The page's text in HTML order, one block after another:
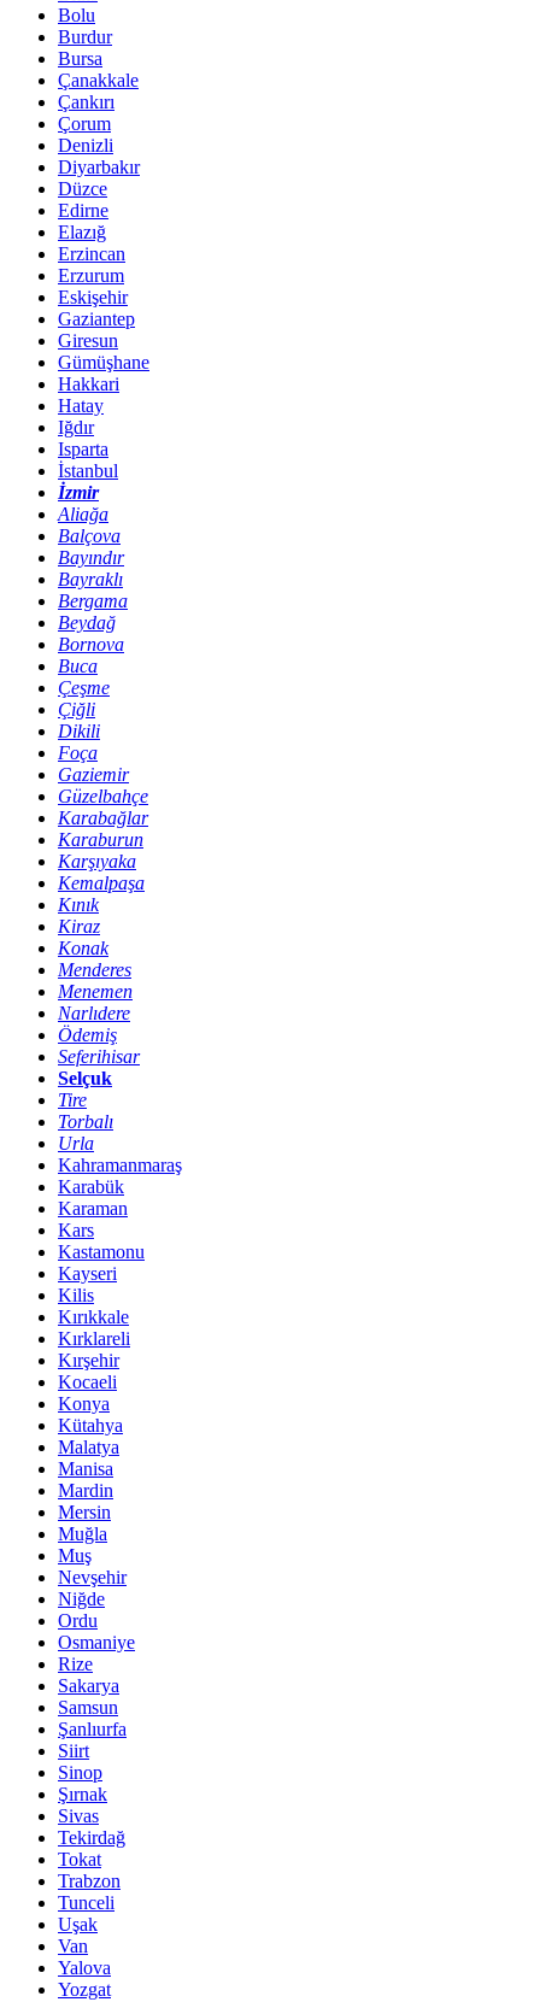
Bolu
Burdur
Bursa
Çanakkale
Çankırı
Çorum
Denizli
Diyarbakır
Düzce
Edirne
Elazığ
Erzincan
Erzurum
Eskişehir
Gaziantep
Giresun
Gümüşhane
Hakkari
Hatay
Iğdır
Isparta
İstanbul
İzmir
Aliağa
Balçova
Bayındır
Bayraklı
Bergama
Beydağ
Bornova
Buca
Çeşme
Çiğli
Dikili
Foça
Gaziemir
Güzelbahçe
Karabağlar
Karaburun
Karşıyaka
Kemalpaşa
Kınık
Kiraz
Konak
Menderes
Menemen
Narlıdere
Ödemiş
Seferihisar
Selçuk
Tire
Torbalı
Urla
Kahramanmaraş
Karabük
Karaman
Kars
Kastamonu
Kayseri
Kilis
Kırıkkale
Kırklareli
Kırşehir
Kocaeli
Konya
Kütahya
Malatya
Manisa
Mardin
Mersin
Muğla
Muş
Nevşehir
Niğde
Ordu
Osmaniye
Rize
Sakarya
Samsun
Şanlıurfa
Siirt
Sinop
Şırnak
Sivas
Tekirdağ
Tokat
Trabzon
Tunceli
Uşak
Van
Yalova
Yozgat